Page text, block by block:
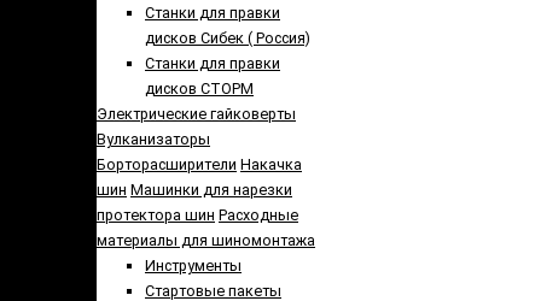
Cтанки для правки
дисков Сибек ( Россия)
Станки для правки
дисков СТОРМ
Электрические гайковерты
Вулканизаторы
Борторасширители Накачка
шин Машинки для нарезки
протектора шин Расходные
материалы для шиномонтажа
Инструменты
Стартовые пакеты